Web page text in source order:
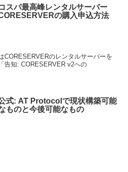
スパ最高峰レンタルサーバー
の購入申込方法
CORESERVERのレンタルサーバーを
告知: CORESERVER v2への
式: AT Protocolで現状構築可能
ものと今後可能なもの